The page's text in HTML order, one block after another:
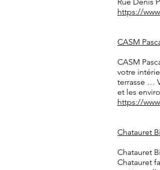
https://
CASM
CASM
votre
terrasse …
et les
https://
Chatauret
Chatauret
Chatauret